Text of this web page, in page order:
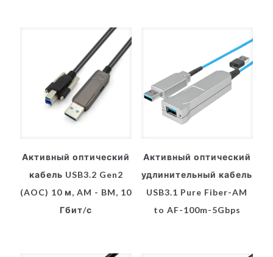
Активный оптический
кабель USB3.2 Gen2
(AOC) 10 м, AM - BM, 10
Гбит/с
Активный оптический
удлинительный кабель
USB3.1 Pure Fiber-AM
to AF-100m-5Gbps